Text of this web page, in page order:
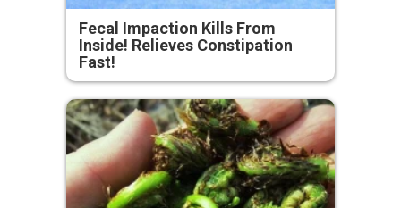
Fecal Impaction Kills From
Inside! Relieves Constipation
Fast!